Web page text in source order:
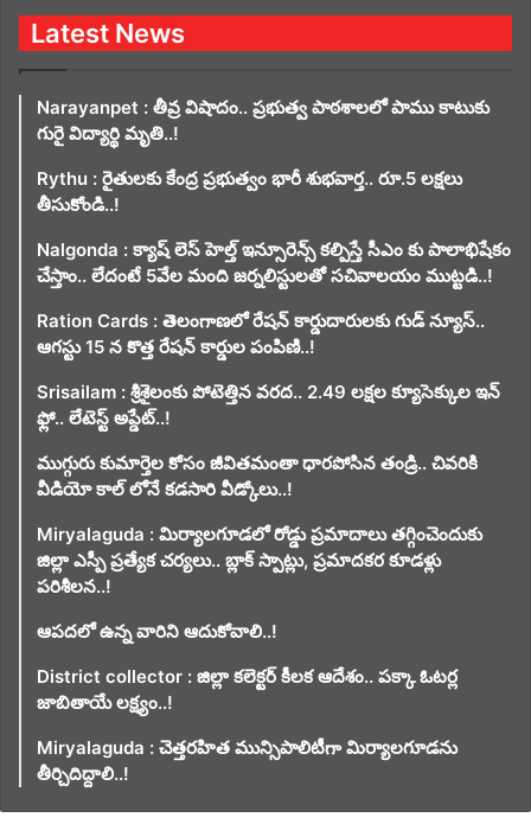
Latest News
Narayanpet : తీవ్ర విషాదం.. ప్రభుత్వ పాఠశాలలో పాము కాటుకు
గురై విద్యార్థి మృతి..!
Rythu : రైతులకు కేంద్ర ప్రభుత్వం భారీ శుభవార్త.. రూ.5 లక్షలు
తీసుకోండి..!
Nalgonda : క్యాష్ లెస్ హెల్త్ ఇన్సూరెన్స్ కల్పిస్తే సీఎం కు పాలాభిషేకం
చేస్తాం.. లేదంటే 5వేల మంది జర్నలిస్టులతో సచివాలయం ముట్టడి..!
Ration Cards : తెలంగాణలో రేషన్ కార్డుదారులకు గుడ్ న్యూస్..
ఆగస్టు 15 న కొత్త రేషన్ కార్డుల పంపిణి..!
Srisailam : శ్రీశైలంకు పోటెత్తిన వరద.. 2.49 లక్షల క్యూసెక్కుల ఇన్
ఫ్లో.. లేటెస్ట్ అప్డేట్..!
ముగ్గురు కుమార్తెల కోసం జీవితమంతా ధారపోసిన తండ్రి.. చివరికి
వీడియో కాల్ లోనే కడసారి వీడ్కోలు..!
Miryalaguda : మిర్యాలగూడలో రోడ్డు ప్రమాదాలు తగ్గించెందుకు
జిల్లా ఎస్పీ ప్రత్యేక చర్యలు.. బ్లాక్ స్పాట్లు, ప్రమాదకర కూడళ్లు
పరిశీలన..!
ఆపదలో ఉన్న వారిని ఆదుకోవాలి..!
District collector : జిల్లా కలెక్టర్ కీలక ఆదేశం.. పక్కా ఓటర్ల
జాబితాయే లక్ష్యం..!
Miryalaguda : చెత్తరహిత మున్సిపాలిటీగా మిర్యాలగూడను
తీర్చిదిద్దాలి..!